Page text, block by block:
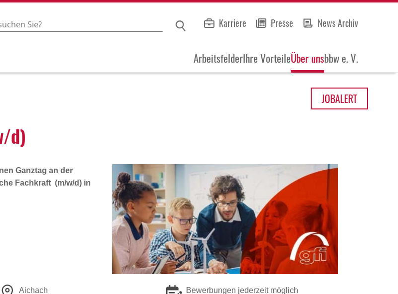
Karriere Presse News Archiv
ArbeitsfelderIhre VorteileÜber unsbbw e. V.
JOBALERT
d)
Ganztag an der
Fachkraft (m/w/d) in
Aichach Bewerbungen jederzeit möglich